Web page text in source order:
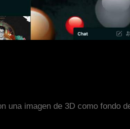
una imagen de 3D como fondo